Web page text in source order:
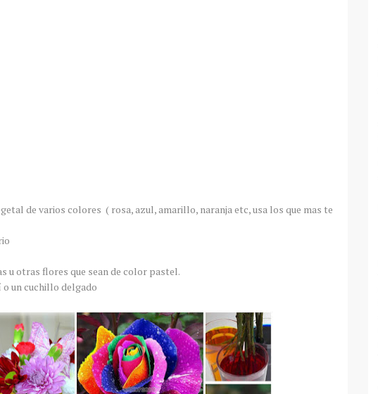
de varios colores ( rosa, azul, amarillo, naranja etc, usa los que mas te
u otras flores que sean de color pastel.
un cuchillo delgado